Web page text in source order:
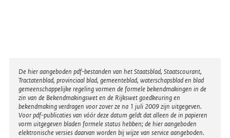
Disclaimer
De hier aangeboden pdf-bestanden van het Staatsblad, Staatscourant,
Tractatenblad, provinciaal blad, gemeenteblad, waterschapsblad en blad
gemeenschappelijke regeling vormen de formele bekendmakingen in de
zin van de Bekendmakingswet en de Rijkswet goedkeuring en
bekendmaking verdragen voor zover ze na 1 juli 2009 zijn uitgegeven.
Voor pdf-publicaties van vóór deze datum geldt dat alleen de in papieren
vorm uitgegeven bladen formele status hebben; de hier aangeboden
elektronische versies daarvan worden bij wijze van service aangeboden.